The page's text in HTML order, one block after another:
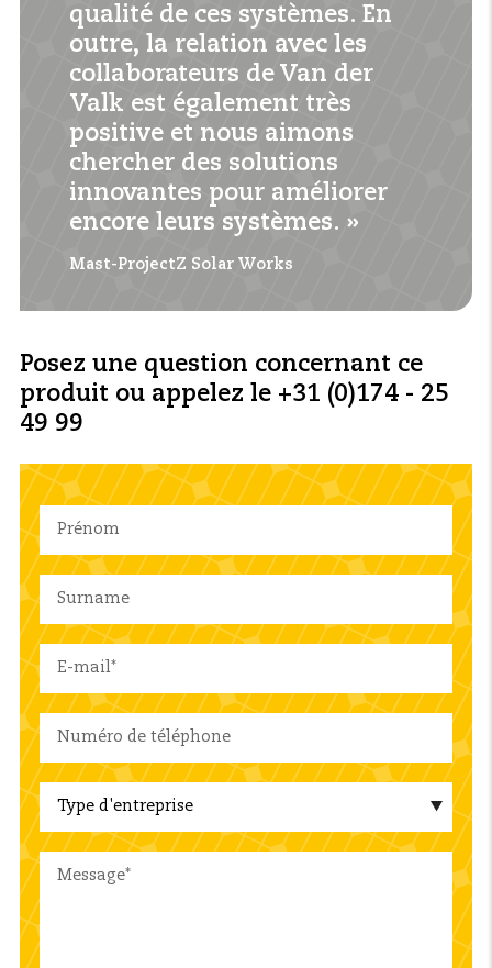
qualité de ces systèmes. En
outre, la relation avec les
collaborateurs de Van der
Valk est également très
positive et nous aimons
chercher des solutions
innovantes pour améliorer
encore leurs systèmes. »
Mast-ProjectZ Solar Works
Posez une question concernant ce
produit ou appelez le +31 (0)174 - 25
49 99